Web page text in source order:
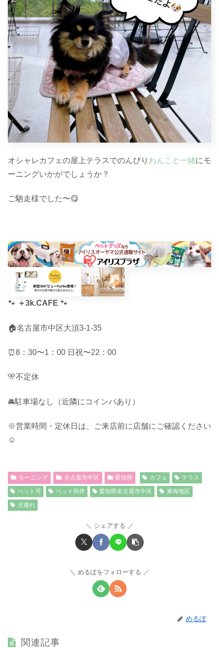
オシャレカフェの屋上テラスでのんびり わんこと一緒にモ
ーニングいかがでしょうか？
ご馳走様でした〜😋
🐾 ＋3k.CAFE 🐾
🏠名古屋市中区大須3-1-35
⏰8：30〜1：00 日祝〜22：00
🎌不定休
🚘駐車場なし（近隣にコインパあり）
※営業時間・定休日は、ご来店前に店舗にご確認ください
☺︎
モーニング 名古屋市中区 愛知県 カフェ
テラス
ペット可
ペット同伴 愛知県名古屋市中区
東海地区
犬連れ
シェアする
めるぽをフォローする
めるぽ
関連記事